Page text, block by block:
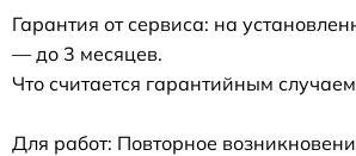
Гарантия от сервиса: на
— до 3 месяцев.
Что считается гарантийным
Для работ: Повторное